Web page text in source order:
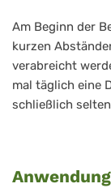
Am Beginn der
kurzen
verabreicht
mal täglich eine
schließlich